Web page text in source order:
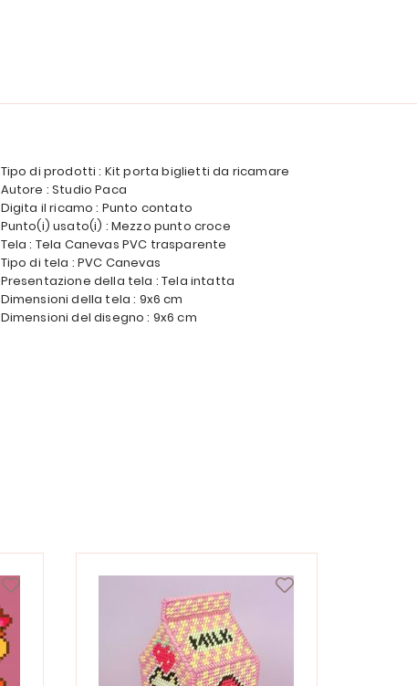
Tipo di prodotti : Kit porta biglietti da ricamare
Autore : Studio Paca
Digita il ricamo : Punto contato
Punto(i) usato(i) : Mezzo punto croce
Tela : Tela Canevas PVC trasparente
Tipo di tela : PVC Canevas
Presentazione della tela : Tela intatta
Dimensioni della tela : 9x6 cm
Dimensioni del disegno : 9x6 cm